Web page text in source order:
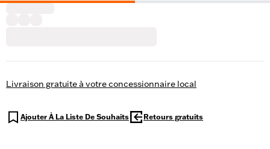
Livraison gratuite à votre concessionnaire local
Ajouter À La Liste De Souhaits Retours gratuits